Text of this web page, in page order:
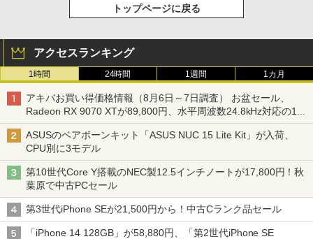
トップページに戻る
アクセスランキング
1時間 24時間 1週間 1カ月
アキバお買い得価格情報（8月6日～7日調査） お盆セール、
Radeon RX 9070 XTが89,800円、水平周波数24.8kHz対応の17
型モニターが9,801円、暑さ指数連動セール ほか
ASUSのベアボーンキット「ASUS NUC 15 Lite Kit」が入荷、
CPU別に3モデル
第10世代Core Y搭載のNEC製12.5インチノートが17,800円！秋
葉原で中古PCセール
第3世代iPhone SEが21,500円から！中古Cランク品セール
「iPhone 14 128GB」が58,880円、「第2世代iPhone SE